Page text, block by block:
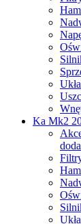
Ka Mk2